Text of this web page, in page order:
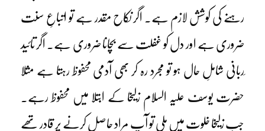
رہنے کی کوشش لازم ہے۔ اگر نکاح مقدر ہے تو اتباعِ سنت
ضروری ہے اور دل کو غفلت سے بچانا ضروری ہے۔ اگر تائید
ِربانی شاملِ حال ہو تو مجرد رہ کر بھی آدمی محفوظ رہتا ہے مثلا
حضرت یوسف علیہ السلام زلیخا کے ابتلا میں محفوظ رہے۔
جب زلیخا خلوت میں ملی تو آپ مراد حاصل کرنے پر قادر تھے